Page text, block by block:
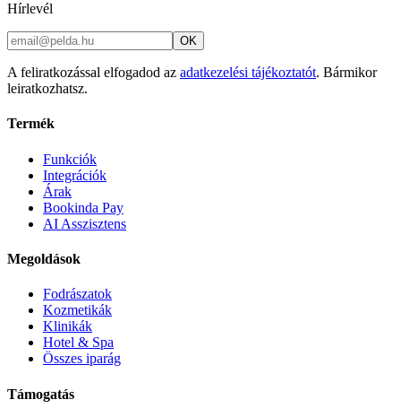
Hírlevél
OK
A feliratkozással elfogadod az adatkezelési tájékoztatót. Bármikor
leiratkozhatsz.
Termék
Funkciók
Integrációk
Árak
Bookinda Pay
AI Asszisztens
Megoldások
Fodrászatok
Kozmetikák
Klinikák
Hotel & Spa
Összes iparág
Támogatás